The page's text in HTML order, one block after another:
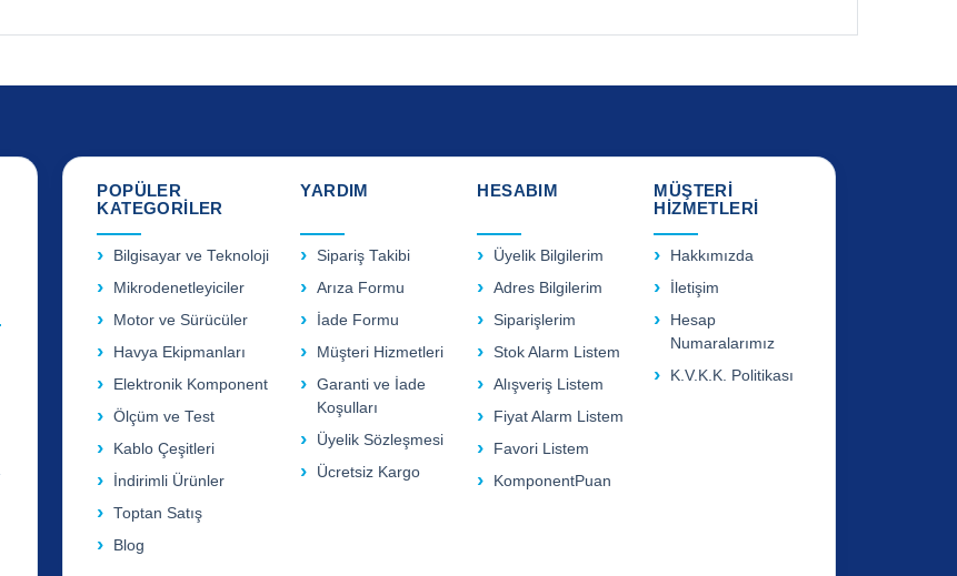
POPÜLER
KATEGORİLER
Bilgisayar ve Teknoloji
Mikrodenetleyiciler
Motor ve Sürücüler
Havya Ekipmanları
Elektronik Komponent
Ölçüm ve Test
Kablo Çeşitleri
İndirimli Ürünler
Toptan Satış
Blog
YARDIM
Sipariş Takibi
Arıza Formu
İade Formu
Müşteri Hizmetleri
Garanti ve İade
Koşulları
Üyelik Sözleşmesi
Ücretsiz Kargo
HESABIM
Üyelik Bilgilerim
Adres Bilgilerim
Siparişlerim
Stok Alarm Listem
Alışveriş Listem
Fiyat Alarm Listem
Favori Listem
KomponentPuan
MÜŞTERİ
HİZMETLERİ
Hakkımızda
İletişim
Hesap
Numaralarımız
K.V.K.K. Politikası